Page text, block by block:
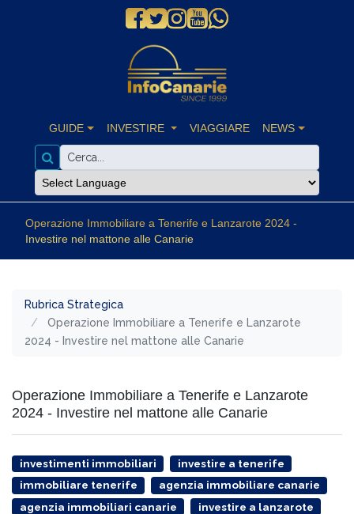
GUIDE INVESTIRE VIAGGIARE NEWS
Operazione Immobiliare a Tenerife e Lanzarote 2024 -
Investire nel mattone alle Canarie
Rubrica Strategica
Operazione Immobiliare a Tenerife e Lanzarote
2024 - Investire nel mattone alle Canarie
Operazione Immobiliare a Tenerife e Lanzarote
2024 - Investire nel mattone alle Canarie
investimenti immobiliari
investire a tenerife
immobiliare tenerife
agenzia immobiliare canarie
agenzia immobiliari canarie
investire a lanzarote